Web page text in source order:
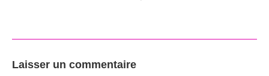
Laisser un commentaire